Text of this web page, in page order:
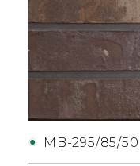
MB-295/85/50